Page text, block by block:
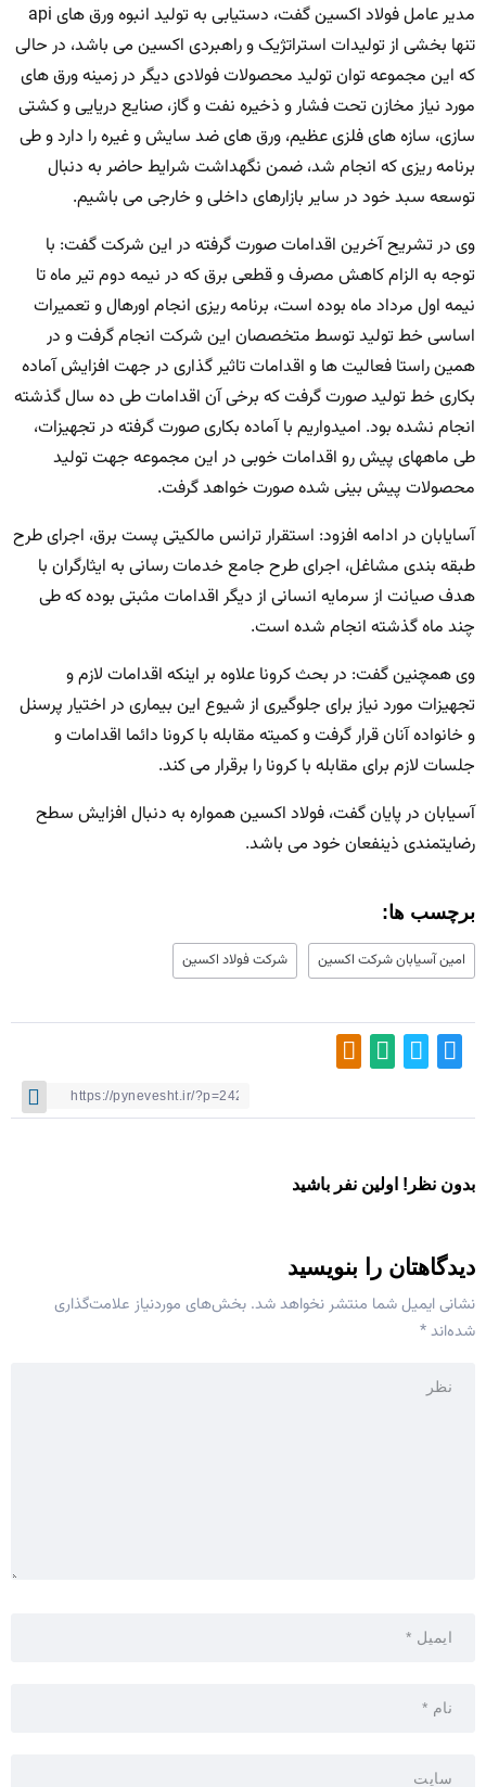
مدیر عامل فولاد اکسین گفت، دستیابی به تولید انبوه ورق های api
تنها بخشی از تولیدات استراتژیک و راهبردی اکسین می باشد، در حالی
که این مجموعه توان تولید محصولات فولادی دیگر در زمینه ورق های
مورد نیاز مخازن تحت فشار و ذخیره نفت و گاز، صنایع دریایی و کشتی
سازی، سازه های فلزی عظیم، ورق های ضد سایش و غیره را دارد و طی
برنامه ریزی که انجام شد، ضمن نگهداشت شرایط حاضر به دنبال
توسعه سبد خود در سایر بازارهای داخلی و خارجی می باشیم.
وی در تشریح آخرین اقدامات صورت گرفته در این شرکت گفت: با
توجه به الزام کاهش مصرف و قطعی برق که در نیمه دوم تیر ماه تا
نیمه اول مرداد ماه بوده است، برنامه ریزی انجام اورهال و تعمیرات
اساسی خط تولید توسط متخصصان این شرکت انجام گرفت و در
همین راستا فعالیت ها و اقدامات تاثیر گذاری در جهت افزایش آماده
بکاری خط تولید صورت گرفت که برخی آن اقدامات طی ده سال گذشته
انجام نشده بود. امیدواریم با آماده بکاری صورت گرفته در تجهیزات،
طی ماههای پیش رو اقدامات خوبی در این مجموعه جهت تولید
محصولات پیش بینی شده صورت خواهد گرفت.
آسایابان در ادامه افزود: استقرار ترانس مالکیتی پست برق، اجرای طرح
طبقه بندی مشاغل، اجرای طرح جامع خدمات رسانی به ایثارگران با
هدف صیانت از سرمایه انسانی از دیگر اقدامات مثبتی بوده که طی
چند ماه گذشته انجام شده است.
وی همچنین گفت: در بحث کرونا علاوه بر اینکه اقدامات لازم و
تجهیزات مورد نیاز برای جلوگیری از شیوع این بیماری در اختیار پرسنل
و خانواده آنان قرار گرفت و کمیته مقابله با کرونا دائما اقدامات و
جلسات لازم برای مقابله با کرونا را برقرار می کند.
آسیابان در پایان گفت، فولاد اکسین همواره به دنبال افزایش سطح
رضایتمندی ذینفعان خود می باشد.
برچسب ها:
امین آسیابان شرکت اکسین شرکت فولاد اکسین
بدون نظر! اولین نفر باشید
دیدگاهتان را بنویسید
نشانی ایمیل شما منتشر نخواهد شد. بخش‌های موردنیاز علامت‌گذاری
شده‌اند*